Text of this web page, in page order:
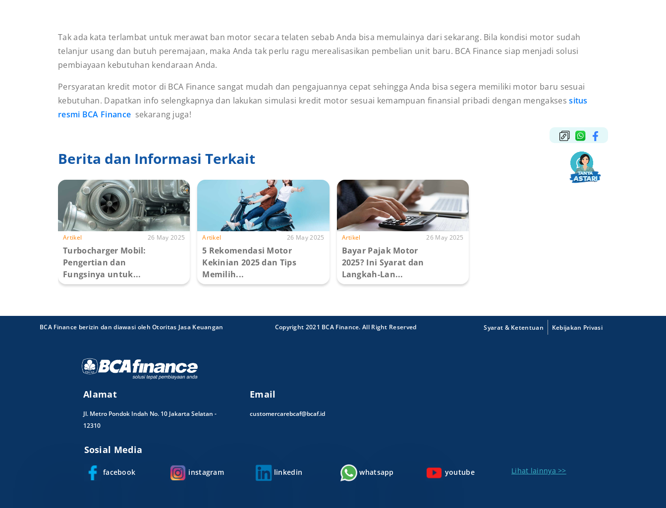
Tak ada kata terlambat untuk merawat ban motor secara telaten sebab Anda bisa memulainya dari sekarang. Bila kondisi motor sudah
telanjur usang dan butuh peremajaan, maka Anda tak perlu ragu merealisasikan pembelian unit baru. BCA Finance siap menjadi solusi
pembiayaan kebutuhan kendaraan Anda.
Persyaratan kredit motor di BCA Finance sangat mudah dan pengajuannya cepat sehingga Anda bisa segera memiliki motor baru sesuai
kebutuhan. Dapatkan info selengkapnya dan lakukan simulasi kredit motor sesuai kemampuan finansial pribadi dengan mengaksessitus
resmi BCA Finance sekarang juga!
Berita dan Informasi Terkait
Artikel 26 May 2025
Turbocharger Mobil:
Pengertian dan
Fungsinya untuk...
Artikel 26 May 2025
5 Rekomendasi Motor
Kekinian 2025 dan Tips
Memilih...
Artikel 26 May 2025
Bayar Pajak Motor
2025? Ini Syarat dan
Langkah-Lan...
BCA Finance berizin dan diawasi oleh Otoritas Jasa Keuangan Copyright 2021 BCA Finance. All Right Reserved Syarat & Ketentuan Kebijakan Privasi
Alamat
Jl. Metro Pondok Indah No. 10 Jakarta Selatan -
12310
Email
customercarebcaf@bcaf.id
Sosial Media
facebook instagram linkedin whatsapp youtube Lihat lainnya >>